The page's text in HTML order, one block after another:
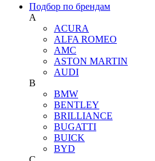
Подбор по брендам
A
ACURA
ALFA ROMEO
AMC
ASTON MARTIN
AUDI
B
BMW
BENTLEY
BRILLIANCE
BUGATTI
BUICK
BYD